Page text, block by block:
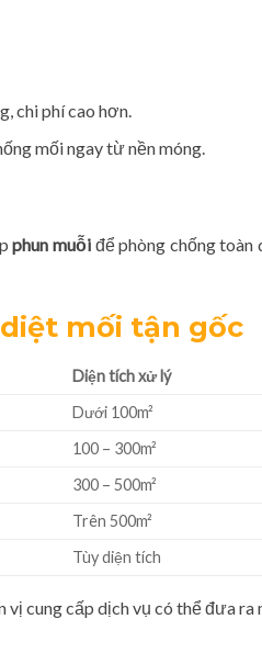
chi phí cao hơn.
mối ngay từ nền móng.
phun muỗiđể phòng chống toàn
mối tận gốc
Diện tích xử lý
Dưới 100m²
100 – 300m²
300 – 500m²
Trên 500m²
Tùy diện tích
cung cấp dịch vụ có thể đưa